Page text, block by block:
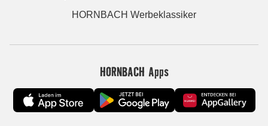
HORNBACH Werbeklassiker
HORNBACH Apps